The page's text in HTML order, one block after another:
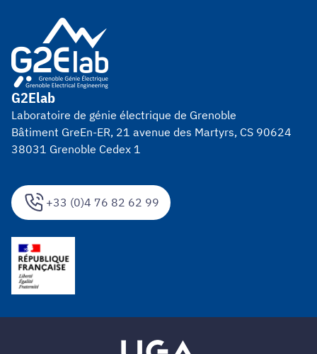
+33 (0)4 76 82 62 99
G2Elab
Laboratoire de génie électrique de Grenoble
Bâtiment GreEn-ER, 21 avenue des Martyrs, CS 90624
38031 Grenoble Cedex 1